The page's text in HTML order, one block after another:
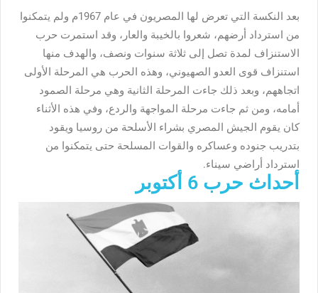
بعد النكسة التي تعرض لها المصريون في عام 1967م ولم يتمكنوا
من استرداد أرضهم، شعروا بالخيبة والعار، وقد استمرت حرب
الاستنزاف لمدة تصل إلى ثلاثة سنوات ونصف، والهدف منها
استنزاف قوى العدو الصهيوني، وهذه الحرب هي المرحلة الأولى
اتجاههم، وبعد ذلك جاءت المرحلة الثانية وهي مرحلة الصمود
أمامه، ومن ثم جاءت مرحلة المواجهة والردع، وفي هذه الأثناء
كان يقوم الجيش المصري بشراء الأسلحة من روسيا ويقود
بتدريب جنوده وعساكره والقوات المسلحة حتى يتمكنوا من
استرداد أراضي سيناء.
أحداث حرب 6 أكتوبر